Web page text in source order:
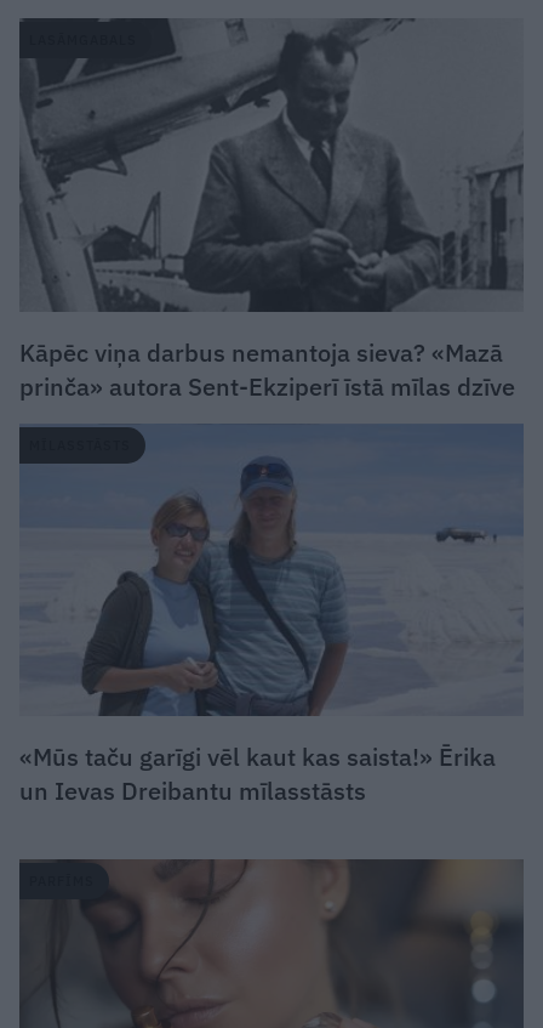
Kāpēc viņa darbus nemantoja sieva? «Mazā
prinča» autora Sent-Ekziperī īstā mīlas dzīve
«Mūs taču garīgi vēl kaut kas saista!» Ērika
un Ievas Dreibantu mīlasstāsts